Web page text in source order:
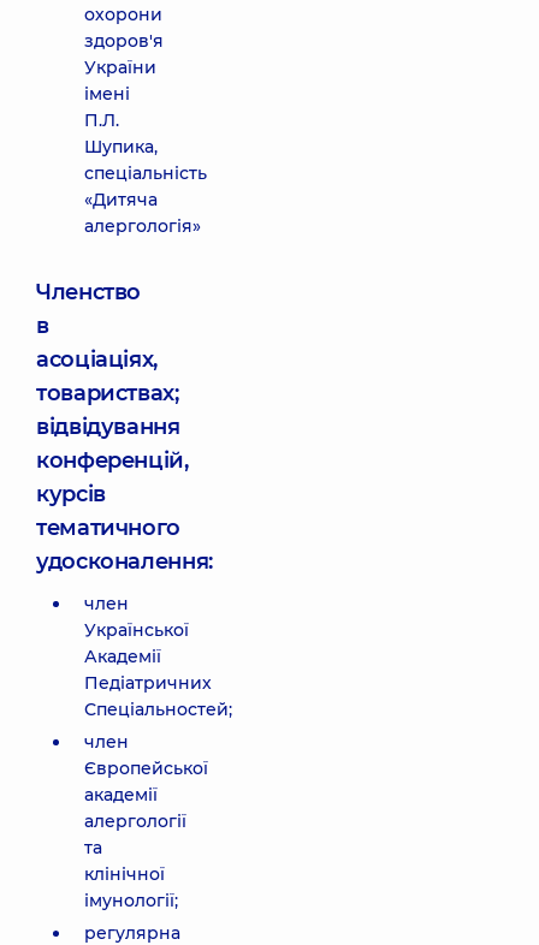
охорони
здоров'я
України
імені
П.Л.
Шупика,
спеціальність
«Дитяча
алергологія»
Членство
в
асоціаціях,
товариствах;
відвідування
конференцій,
курсів
тематичного
удосконалення:
член
Української
Академії
Педіатричних
Спеціальностей;
член
Європейської
академії
алергології
та
клінічної
імунології;
регулярна